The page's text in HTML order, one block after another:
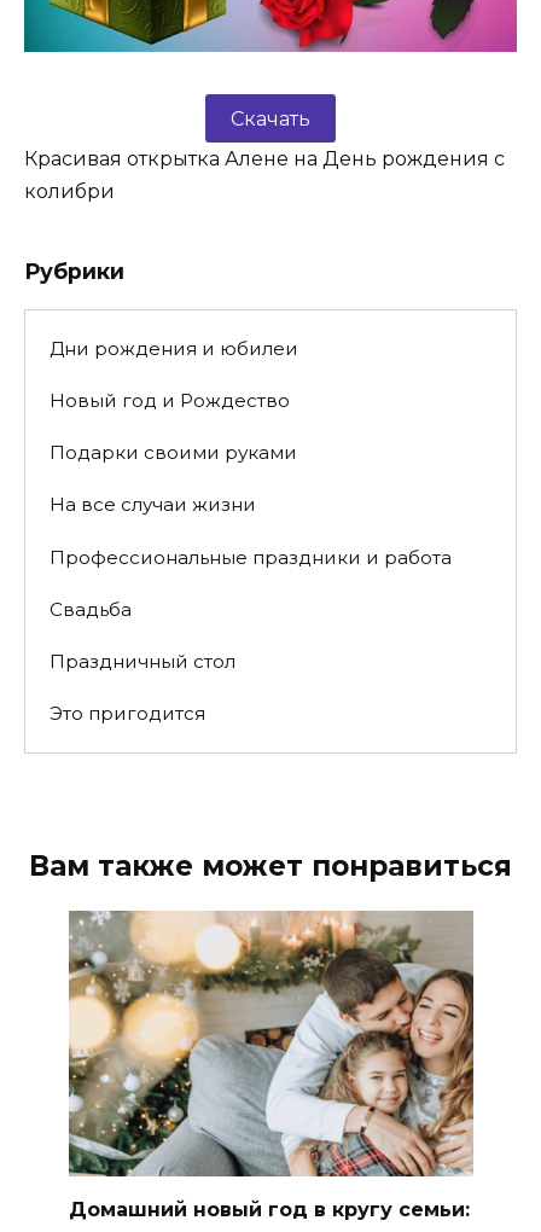
Скачать
Красивая открытка Алене на День рождения с
колибри
Рубрики
Дни рождения и юбилеи
Новый год и Рождество
Подарки своими руками
На все случаи жизни
Профессиональные праздники и работа
Свадьба
Праздничный стол
Это пригодится
Вам также может понравиться
Домашний новый год в кругу семьи: